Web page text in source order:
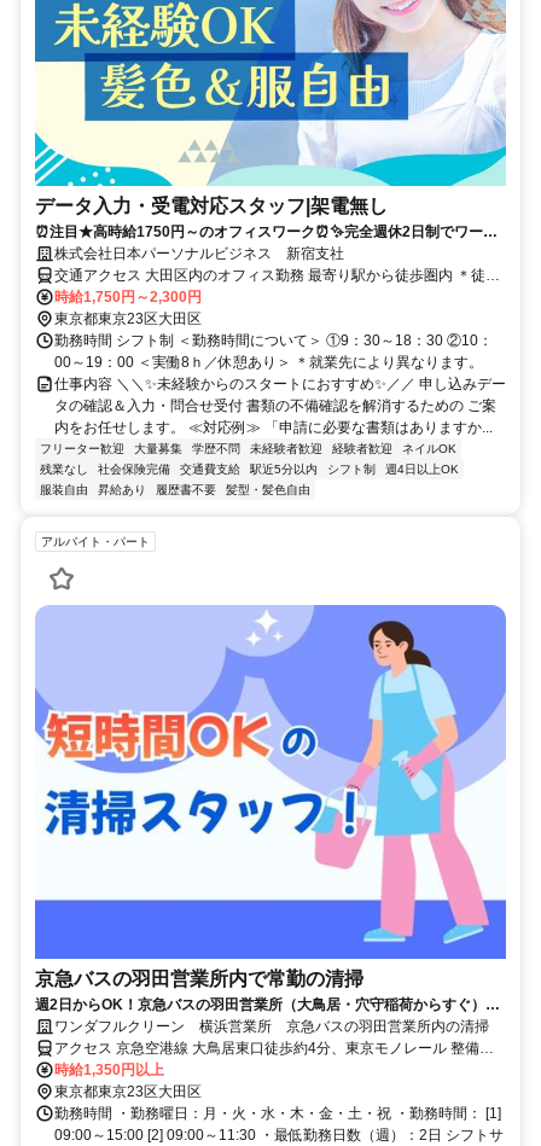
データ入力・受電対応スタッフ|架電無し
⏰️注目★高時給1750円～のオフィスワーク⏰️✨️完全週休2日制でワーク
ライフバランス◎未経験OK！20代・30代活躍中です！
株式会社日本パーソナルビジネス 新宿支社
交通アクセス 大田区内のオフィス勤務 最寄り駅から徒歩圏内 ＊徒歩
1分以内の駅チカ・地下直結や「最寄駅から通勤時間〇分以内がい
い」などの希望も考慮！ ＜未経験の方も大歓迎！＞ ＜髪型・服装・
ネイル自由＞ ＜固定時間勤務など相談OK＞ ★来社不要・履歴書不要
で登録OK 【勤務地】 東京都大田区内
時給1,750円～2,300円
東京都東京23区大田区
勤務時間 シフト制 ＜勤務時間について＞ ①9：30～18：30 ②10：
00～19：00 ＜実働8ｈ／休憩あり＞ ＊就業先により異なります。
仕事内容 ＼＼✨未経験からのスタートにおすすめ✨️／／ 申し込みデー
タの確認＆入力・問合せ受付 書類の不備確認を解消するための ご案
内をお任せします。 ≪対応例≫ 「申請に必要な書類はありますか...
フリーター歓迎 大量募集 学歴不問 未経験者歓迎 経験者歓迎
ネイルOK
残業なし
社会保険完備 交通費支給 駅近5分以内 シフト制
週4日以上OK
服装自由
昇給あり 履歴書不要 髪型・髪色自由
アルバイト・パート
京急バスの羽田営業所内で常勤の清掃
週2日からOK！京急バスの羽田営業所（大鳥居・穴守稲荷からすぐ）を
キレイに保つオシゴトです！
ワンダフルクリーン 横浜営業所 京急バスの羽田営業所内の清掃
アクセス 京急空港線 大鳥居東口徒歩約4分、東京モノレール 整備場
徒歩約14分、京急空港線 糀谷北口徒歩約19分
時給1,350円以上
東京都東京23区大田区
勤務時間 ・勤務曜日：月・火・水・木・金・土・祝 ・勤務時間： [1]
09:00～15:00 [2] 09:00～11:30 ・最低勤務日数（週）：2日 シフトサ